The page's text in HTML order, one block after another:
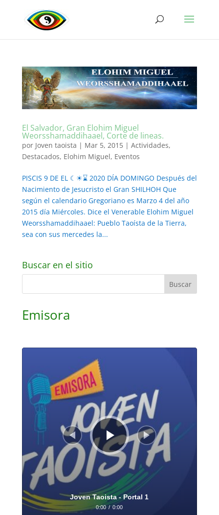
El Salvador, Gran Elohim Miguel
Weorsshamaddihaael, Corte de lineas.
por Joven taoista | Mar 5, 2015| Actividades,
Destacados, Elohim Miguel, Eventos
PISCIS 9 DE EL ☾☀⌛ 2020 DÍA DOMINGO Después del
Nacimiento de Jesucristo el Gran SHILHOH Que
según el calendario Gregoriano es Marzo 4 del año
2015 día Miércoles. Dice el Venerable Elohim Miguel
Weorsshamaddihaael: Pueblo Taoísta de la Tierra,
sea con sus mercedes la...
Buscar en el sitio
Emisora
Reproductor
Joven Taoista - Portal 1
0:00 / 0:00